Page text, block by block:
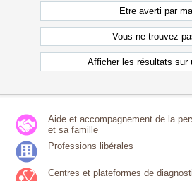
Etre averti par
Vous ne trouvez
Afficher les résultats sur
Aide et accompagnement de la
et sa famille
Professions libérales
Centres et plateformes de